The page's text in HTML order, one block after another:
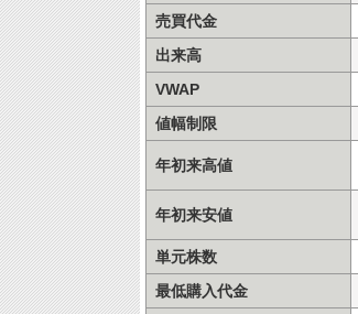
売買代金
出来高
VWAP
値幅制限
年初来高値
年初来安値
単元株数
最低購入代金